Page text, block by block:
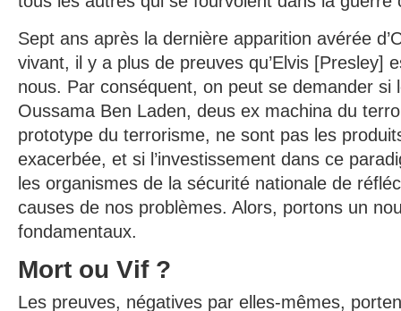
Sept ans après la dernière apparition avérée
vivant, il y a plus de preuves qu’Elvis [Presley]
nous. Par conséquent, on peut se demander si
Oussama Ben Laden, deus ex machina du
prototype du terrorisme, ne sont pas les
exacerbée, et si l’investissement dans ce
les organismes de la sécurité nationale de
causes de nos problèmes. Alors, portons un
fondamentaux.
Mort ou Vif ?
Les preuves, négatives par elles-mêmes,